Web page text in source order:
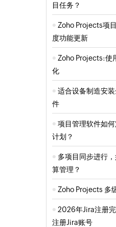
目任务？
Zoho Projects项
度功能更新
Zoho Projects:使
化
适合设备制造安
件
项目管理软件如
计划？
多项目同步进行
算管理？
Zoho Projects 多
2026年Jira注册
注册Jira账号